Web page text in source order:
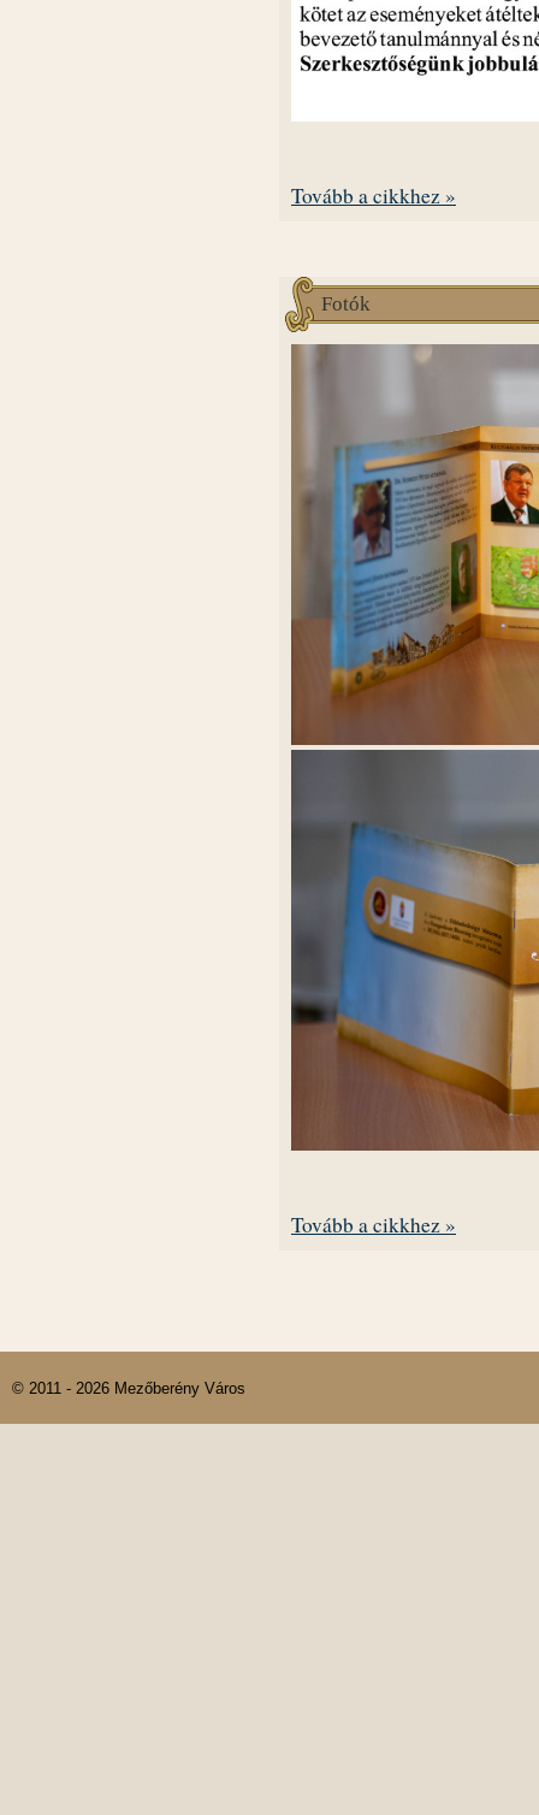
Tovább a cikkhez »
Fotók
Tovább a cikkhez »
© 2011 - 2026 Mezőberény Város